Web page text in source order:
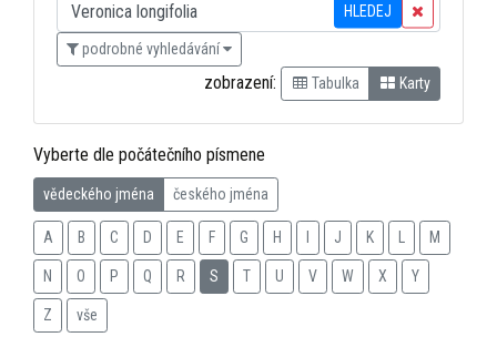
HLEDEJ
podrobné vyhledávání
zobrazení: Tabulka Karty
Vyberte dle počátečního písmene
vědeckého jména českého jména
A B C D E F G H J K M
N O P Q R S T U V W X Y
Z vše